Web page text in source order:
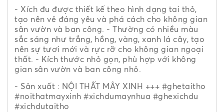
- Xích đu được thiết kế theo hình dạng tai thỏ,
tạo nên vẻ đáng yêu và phá cách cho không gian
sân vườn và ban công. - Thường có nhiều màu
sắc sáng như trắng, hồng, vàng, xanh lá cây, tạo
nên sự tươi mới và rực rỡ cho không gian ngoại
thất. - Kích thước nhỏ gọn, phù hợp với không
gian sân vườn và ban công nhỏ.
- Sản xuất : NỘI THẤT MÂY XINH +++ #ghetaitho
#noithatmayxinh #xichdumaynhua #ghexichdu
#xichdutaitho